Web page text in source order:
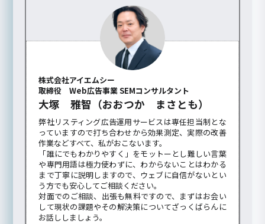
株式会社アイエムシー
取締役 Web広告事業 SEMコンサルタント
大塚 雅智（おおつか まさとも）
弊社リスティング広告運用サービスは専任担当制とな
っていますので打ち合わせから効果測定、実際の改善
作業などすべて、私がおこないます。
「誰にでもわかりやすく」をモットーとし難しい言葉
や専門用語は極力使わずに、わからないことはわかる
まで丁寧に説明しますので、ウェブに自信がないとい
う方でも安心してご相談ください。
対面でのご相談、出張も無料ですので、まずはお会い
して現状の課題やその解決策についてざっくばらんに
お話ししましょう。